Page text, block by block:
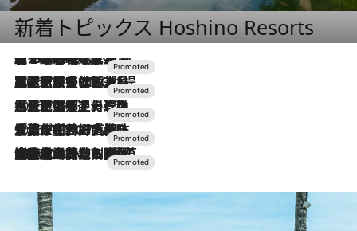
新着トピックス Hoshino Resorts
2026.8.7
【トンボの足水浴】ヒノキの香りに包まれて涼感マックス！約13℃の湧水かけ流しを避暑地「星野温泉 トンボの湯」で体験
2026.7.31
【ホテル帰省】という選択肢をOMOが提案。家族とほどよい距離を保つには「昼は実家、夜は気兼ねなくホテルで！」
2026.7.24
【夏限定ディナーコース】旬を迎える稚鮎や花ズッキーニなどをイタリア・トスカーナの郷土料理の手法で満喫！
2026.7.17
「土佐和ハーブかき氷」がOMO7高知に登場！生姜、山椒、大葉など目にも舌にも涼を呼ぶ郷土の味
2026.7.10
NEW OPEN！【界 草津】名湯の地に誕生。趣の異なる2種の温泉と上州ならではの会席・蕎麦割烹など美食を味わう究極の癒やし旅